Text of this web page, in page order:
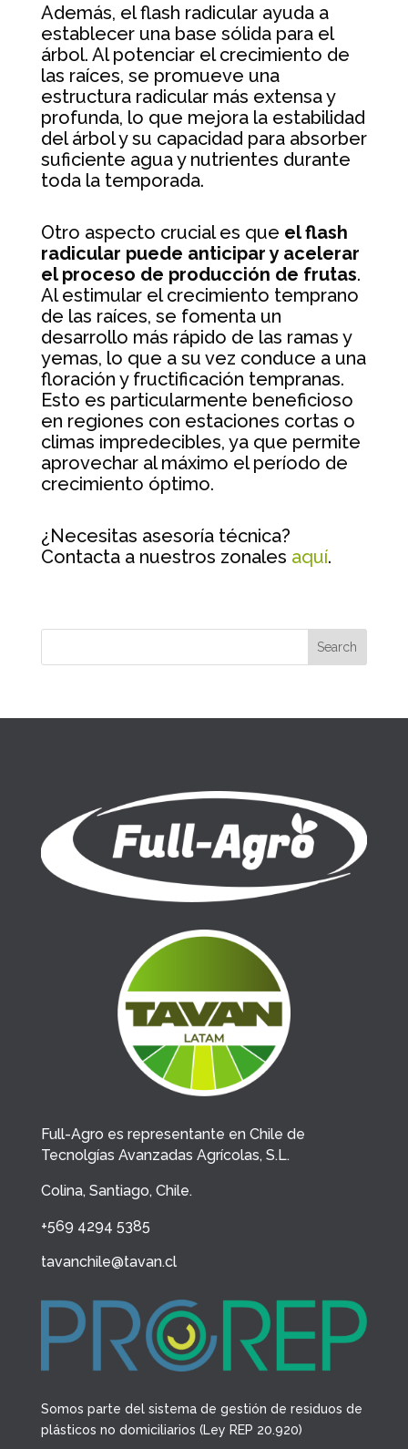
Además, el flash radicular ayuda a
establecer una base sólida para el
árbol. Al potenciar el crecimiento de
las raíces, se promueve una
estructura radicular más extensa y
profunda, lo que mejora la estabilidad
del árbol y su capacidad para absorber
suficiente agua y nutrientes durante
toda la temporada.
Otro aspecto crucial es que el flash
radicular puede anticipar y acelerar
el proceso de producción de frutas.
Al estimular el crecimiento temprano
de las raíces, se fomenta un
desarrollo más rápido de las ramas y
yemas, lo que a su vez conduce a una
floración y fructificación tempranas.
Esto es particularmente beneficioso
en regiones con estaciones cortas o
climas impredecibles, ya que permite
aprovechar al máximo el período de
crecimiento óptimo.
¿Necesitas asesoría técnica?
Contacta a nuestros zonales aquí.
Full-Agro es representante en Chile de
Tecnolgías Avanzadas Agrícolas, S.L.
Colina, Santiago, Chile.
+569 4294 5385
tavanchile@tavan.cl
Somos parte del sistema de gestión de residuos de
plásticos no domiciliarios (Ley REP 20.920)